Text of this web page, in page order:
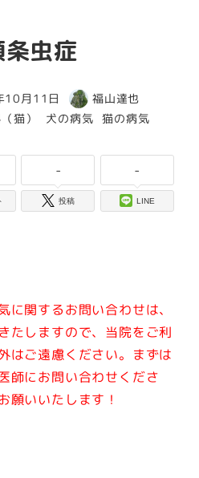
虫症
10月11日
著
者
福山達也
猫） カテゴリー
犬の病気 カテゴリー
猫の病気
-
投稿
-
LINE
関するお問い合わせは、
たしますので、当院をご利
はご遠慮ください。 まずは
師にお問い合わせくださ
願いいたします！